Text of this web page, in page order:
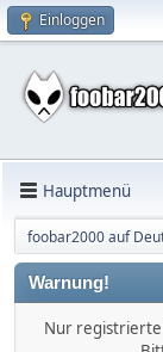
Einloggen
Hauptmenü
foobar2000 auf
Warnung!
Nur registrierte